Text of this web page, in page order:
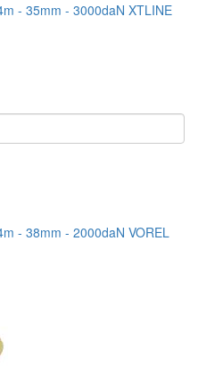
- 35mm - 3000daN XTLINE
- 38mm - 2000daN VOREL